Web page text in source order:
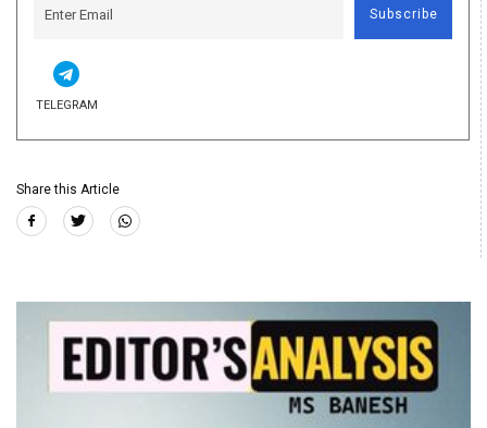
Subscribe
TELEGRAM
Share this Article